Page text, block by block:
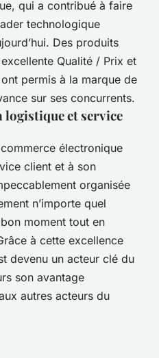
qui a contribué à faire
technologique
Des produits
Qualité / Prix et
permis à la marque de
sur ses concurrents.
logistique et service
électronique
client et à son
organisée
n’importe quel
moment tout en
à cette excellence
devenu un acteur clé du
son avantage
autres acteurs du